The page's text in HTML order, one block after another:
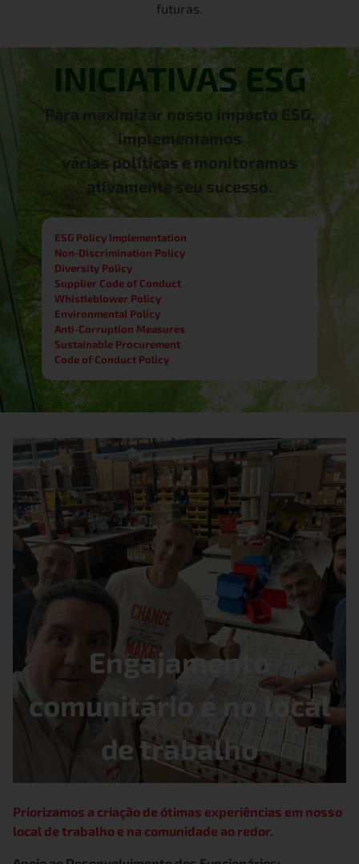
futuras.
INICIATIVAS ESG
Para maximizar nosso impacto ESG,
implementamos
várias políticas e monitoramos
ativamente seu sucesso.
ESG Policy Implementation
Non-Discrimination Policy
Diversity Policy
Supplier Code of Conduct
Whistleblower Policy
Environmental Policy
Anti-Corruption Measures
Sustainable Procurement
Code of Conduct Policy
Engajamento
comunitário e no local
de trabalho
Priorizamos a criação de ótimas experiências em nosso
local de trabalho e na comunidade ao redor.